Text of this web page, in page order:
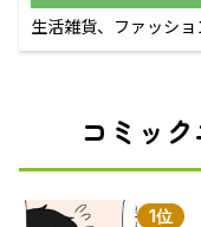
生活雑貨、ファッシ
えるECサイト
コミッ
1位